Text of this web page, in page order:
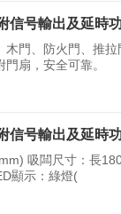
信号輸出及延時
木門、防火門、推
扇，安全可靠。
信号輸出及延時
吸闆尺寸：長
顯示：綠燈(